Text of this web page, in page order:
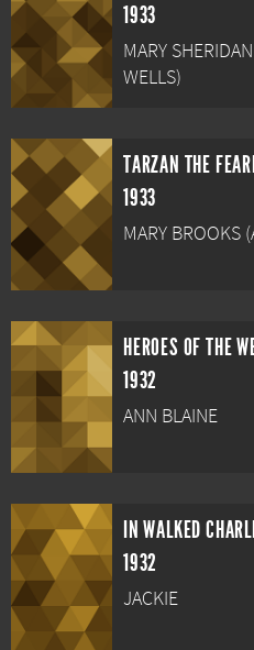
1933
MARY
WELLS)
TARZAN THE
1933
MARY BROOKS
HEROES OF THE
1932
ANN BLAINE
IN WALKED
1932
JACKIE